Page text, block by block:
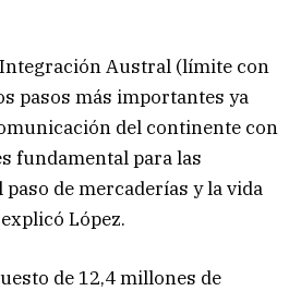
Integración Austral (límite con
pasos más importantes ya
del continente con
fundamental para las
de mercaderías y la vida
López.
de 12,4 millones de